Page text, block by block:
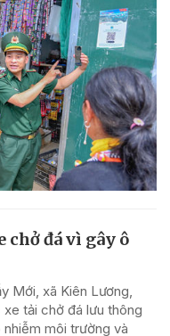
chở đá vì gây ô
Mới, xã Kiên Lương,
tải chở đá lưu thông
môi trường và